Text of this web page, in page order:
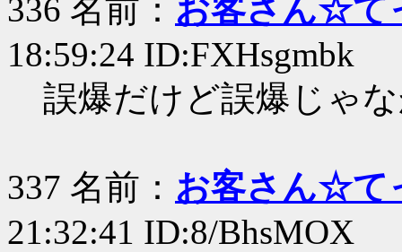
336 名前： お客さん☆て
18:59:24 ID:FXHsgmbk
誤爆だけど誤爆じゃ
337 名前： お客さん☆て
21:32:41 ID:8/BhsMOX